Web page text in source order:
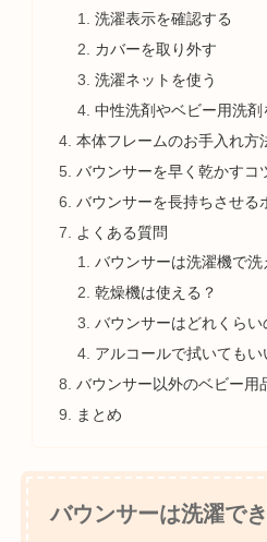
洗濯表示を確認する
カバーを取り外す
洗濯ネットを使う
中性洗剤やベビー用洗剤
本体フレームのお手入れ方
バウンサーを早く乾かすコ
バウンサーを長持ちさせる
よくある質問
バウンサーは洗濯機で洗
乾燥機は使える？
バウンサーはどれくら
アルコールで拭いてもい
バウンサー以外のベビー用
まとめ
バウンサーは洗濯で